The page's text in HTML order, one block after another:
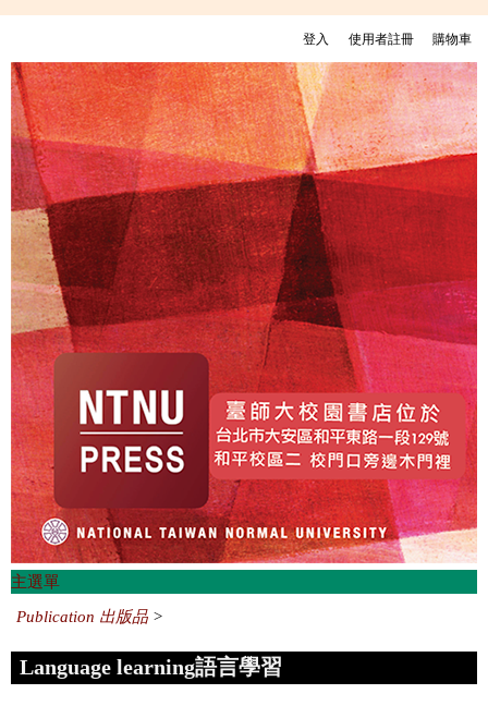
購物車
使用者註冊
登入
主選單
Publication 出版品 >
Language learning語言學習